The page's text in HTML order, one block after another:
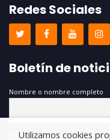
Redes Sociales
Boletín de
Nombre o nombre completo
Email
Utilizamos cookies